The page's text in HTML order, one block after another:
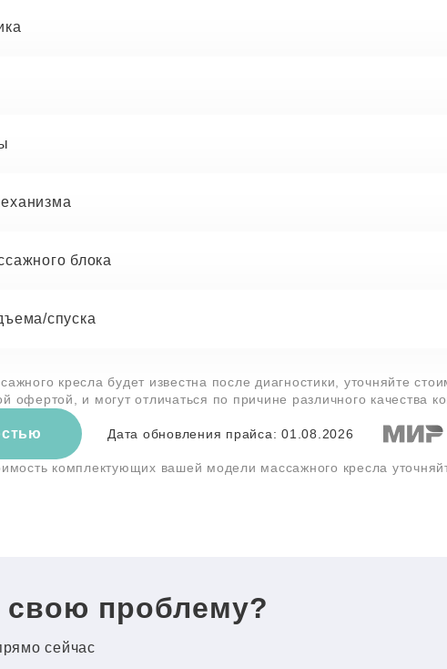
блока
спуска
кресла будет известна после диагностики, уточняйте
офертой, и могут отличаться по причине различного
Дата обновления прайса: 01.08.2026
комплектующих вашей модели массажного кресла
проблему?
сейчас